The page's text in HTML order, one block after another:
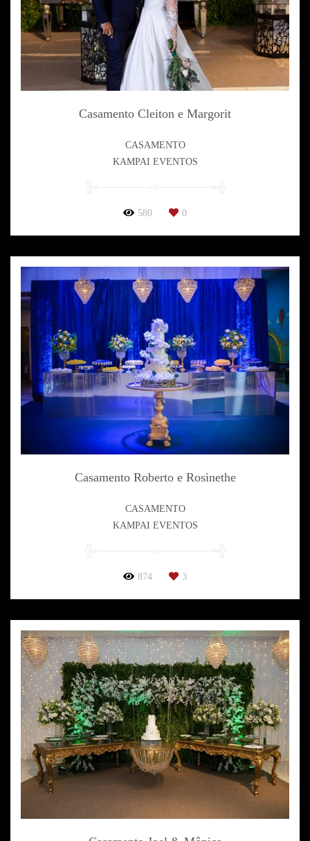
Casamento Cleiton e Margorit
CASAMENTO
KAMPAI EVENTOS
580 0
Casamento Roberto e Rosinethe
CASAMENTO
KAMPAI EVENTOS
874 3